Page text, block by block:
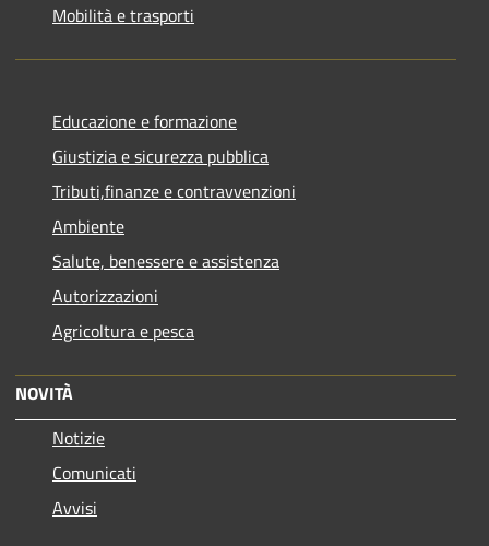
Mobilità e trasporti
Educazione e formazione
Giustizia e sicurezza pubblica
Tributi,finanze e contravvenzioni
Ambiente
Salute, benessere e assistenza
Autorizzazioni
Agricoltura e pesca
NOVITÀ
Notizie
Comunicati
Avvisi